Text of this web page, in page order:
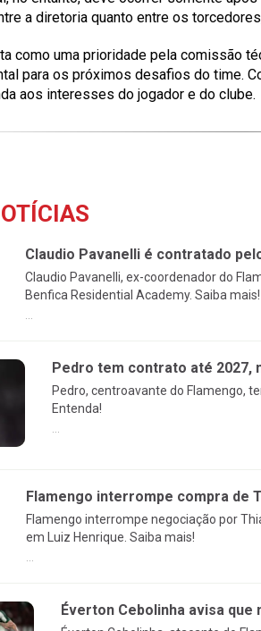
a diretoria quanto entre os
como uma prioridade pela comissão
para os próximos desafios do time.
aos interesses do jogador e do clube.
Claudio Pavanelli é contratado
Claudio Pavanelli, ex-coordenador do
Benfica Residential Academy. Saiba mais!
...
Pedro tem contrato até 2027,
Pedro, centroavante do Flamengo,
Entenda!
...
Flamengo interrompe compra de
Flamengo interrompe negociação por
em Luiz Henrique. Saiba mais!
Éverton Cebolinha avisa